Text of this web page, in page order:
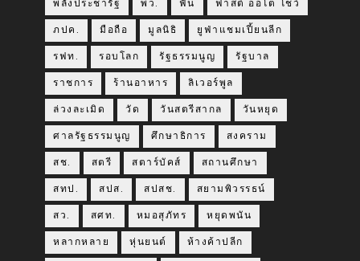
พลังประชารัฐ พว. ฟัน ฟาสต์ ออโต โชว์
ภปค. มือถือ มูลนิธิ ยูฟ่าแชมเปี้ยนลีก
รฟท. รอบโลก รัฐธรรมนูญ รัฐบาล
ราชการ ร้านอาหาร ลิเวอร์พูล
ล่วงละเมิด วัด วันสตรีสากล วันหยุด
ศาลรัฐธรรมนูญ ศึกษาธิการ สงคราม
สช. สตรี สตาร์บัคส์ สถานศึกษา
สทป. สปส. สปสช. สยามพิวรรธน์
สว. สศท. หมอสุภัทร หยุดพนัน
หลากหลาย หุ่นยนต์ ห้างค้าปลีก